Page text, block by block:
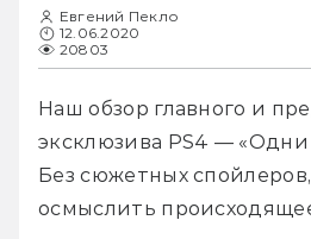
Евгений Пекло
12.06.2020
20803
Наш обзор главного и
эксклюзива PS4 — «Одни
Без сюжетных
осмыслить